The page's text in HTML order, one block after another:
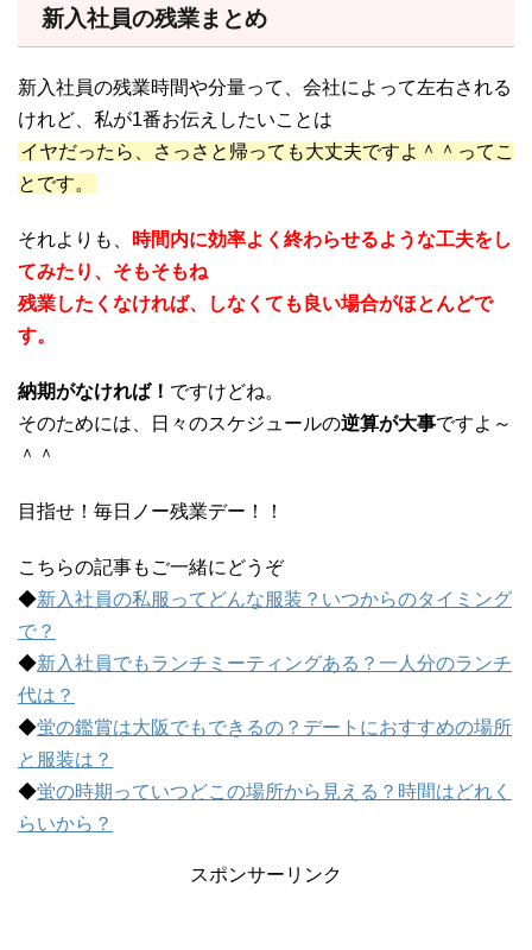
新入社員の残業まとめ
新入社員の残業時間や分量って、会社によって左右される
けれど、私が1番お伝えしたいことは
イヤだったら、さっさと帰っても大丈夫ですよ＾＾ってこ
とです。
それよりも、
時間内に効率よく終わらせるような工夫をし
てみたり、そもそもね
残業したくなければ、しなくても良い場合がほとんどで
す。
納期がなければ！ ですけどね。
そのためには、日々のスケジュールの逆算が大事ですよ～
＾＾
目指せ！毎日ノー残業デー！！
こちらの記事もご一緒にどうぞ
◆新入社員の私服ってどんな服装？いつからのタイミング
で？
◆新入社員でもランチミーティングある？一人分のランチ
代は？
◆蛍の鑑賞は大阪でもできるの？デートにおすすめの場所
と服装は？
◆蛍の時期っていつどこの場所から見える？時間はどれく
らいから？
スポンサーリンク